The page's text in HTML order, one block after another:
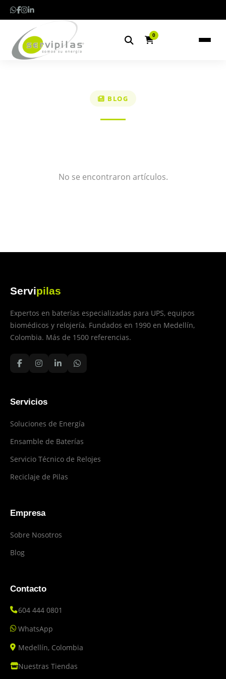
0
BLOG
No se encontraron artículos.
Servipilas
Expertos en baterías especializadas para UPS, equipos
biomédicos y relojería. Fundados en 1990 en Medellín,
Colombia. Más de 1500 referencias.
Servicios
Soluciones de Energía
Ensamble de Baterías
Servicio Técnico de Relojes
Reciclaje de Pilas
Empresa
Sobre Nosotros
Blog
Contacto
604 444 0801
WhatsApp
Medellín, Colombia
Nuestras Tiendas